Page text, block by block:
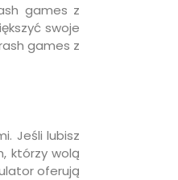
games z
swoje
games z
Jeśli lubisz
którzy wolą
oferują